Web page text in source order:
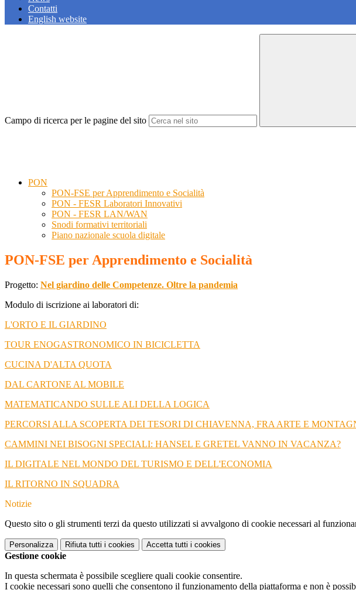
Contatti
English website
Campo di ricerca per le pagine del sito
PON
PON-FSE per Apprendimento e Socialità
PON - FESR Laboratori Innovativi
PON - FESR LAN/WAN
Snodi formativi territoriali
Piano nazionale scuola digitale
PON-FSE per Apprendimento e Socialità
Progetto: Nel giardino delle Competenze. Oltre la pandemia
Modulo di iscrizione ai laboratori di:
L'ORTO E IL GIARDINO
TOUR ENOGASTRONOMICO IN BICICLETTA
CUCINA D'ALTA QUOTA
DAL CARTONE AL MOBILE
MATEMATICANDO SULLE ALI DELLA LOGICA
PERCORSI ALLA SCOPERTA DEI TESORI DI CHIAVENNA, FRA ARTE E
CAMMINI NEI BISOGNI SPECIALI: HANSEL E GRETEL VANNO IN VACANZA?
IL DIGITALE NEL MONDO DEL TURISMO E DELL'ECONOMIA
IL RITORNO IN SQUADRA
Notizie
Questo sito o gli strumenti terzi da questo utilizzati si avvalgono di cookie necessari al
Personalizza Rifiuta tutti i cookies Accetta tutti i cookies
Gestione cookie
In questa schermata è possibile scegliere quali cookie consentire.
I cookie necessari sono quelli che consentono il funzionamento della piattaforma e non è